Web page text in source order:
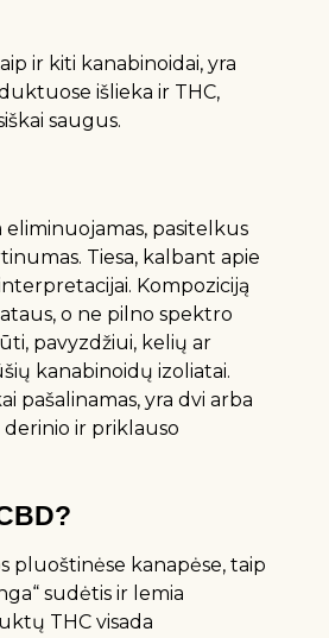
ir kiti kanabinoidai, yra
išlieka ir THC,
saugus.
eliminuojamas, pasitelkus
Tiesa, kalbant apie
Kompoziciją
o ne pilno spektro
pavyzdžiui, kelių ar
kanabinoidų izoliatai.
pašalinamas, yra dvi arba
ir priklauso
pluoštinėse kanapėse, taip
sudėtis ir lemia
THC visada